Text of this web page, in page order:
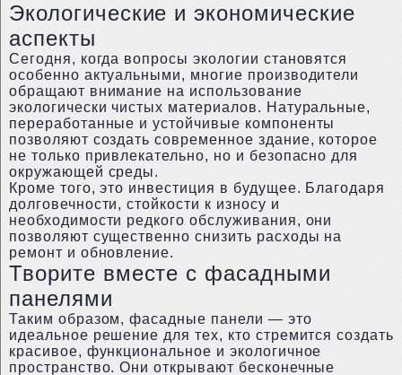
Экологические и экономические
аспекты
Сегодня, когда вопросы экологии становятся
особенно актуальными, многие производители
обращают внимание на использование
экологически чистых материалов. Натуральные,
переработанные и устойчивые компоненты
позволяют создать современное здание, которое
не только привлекательно, но и безопасно для
окружающей среды.
Кроме того, это инвестиция в будущее. Благодаря
долговечности, стойкости к износу и
необходимости редкого обслуживания, они
позволяют существенно снизить расходы на
ремонт и обновление.
Творите вместе с фасадными
панелями
Таким образом, фасадные панели — это
идеальное решение для тех, кто стремится создать
красивое, функциональное и экологичное
пространство. Они открывают бесконечные